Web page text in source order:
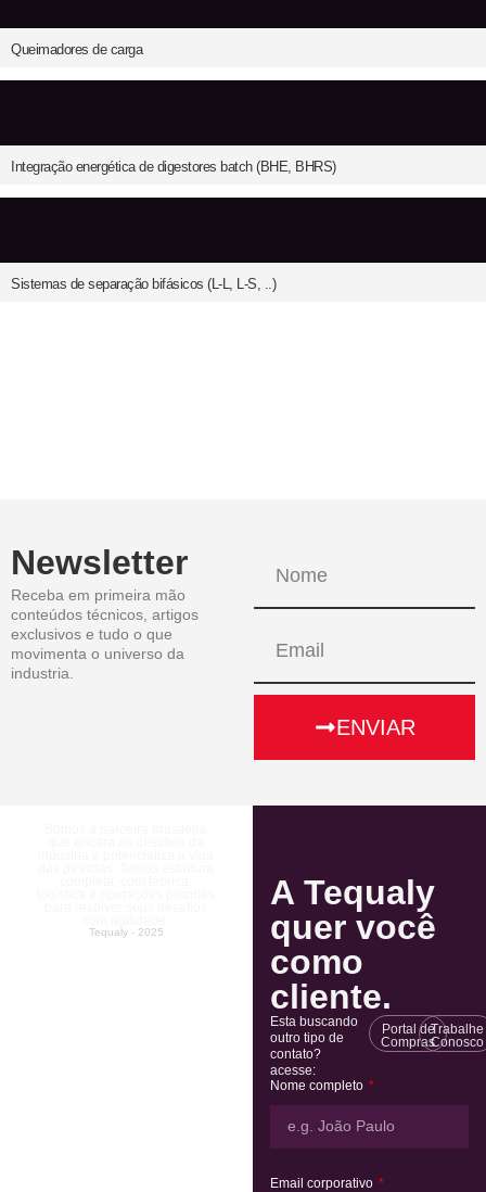
Queimadores de carga
Integração energética de digestores batch (BHE, BHRS)
Sistemas de separação bifásicos (L-L, L-S, ..)
Newsletter
Receba em primeira mão
conteúdos técnicos, artigos
exclusivos e tudo o que
movimenta o universo da
industria.
ENVIAR
Tequaly - 2025
A Tequaly
quer você
como
cliente.
Esta buscando
outro tipo de
contato?
acesse:
Portal de
Compras
Trabalhe
Conosco
Nome completo
Email corporativo